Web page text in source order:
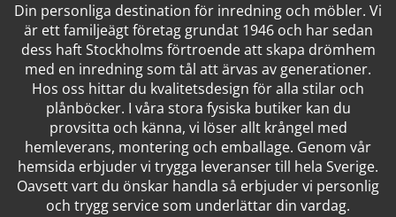
Din personliga destination för inredning och möbler. Vi
är ett familjeägt företag grundat 1946 och har sedan
dess haft Stockholms förtroende att skapa drömhem
med en inredning som tål att ärvas av generationer.
Hos oss hittar du kvalitetsdesign för alla stilar och
plånböcker. I våra stora fysiska butiker kan du
provsitta och känna, vi löser allt krångel med
hemleverans, montering och emballage. Genom vår
hemsida erbjuder vi trygga leveranser till hela Sverige.
Oavsett vart du önskar handla så erbjuder vi personlig
och trygg service som underlättar din vardag.